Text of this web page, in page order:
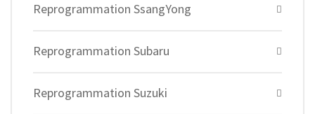
Reprogrammation SsangYong
Reprogrammation Subaru
Reprogrammation Suzuki